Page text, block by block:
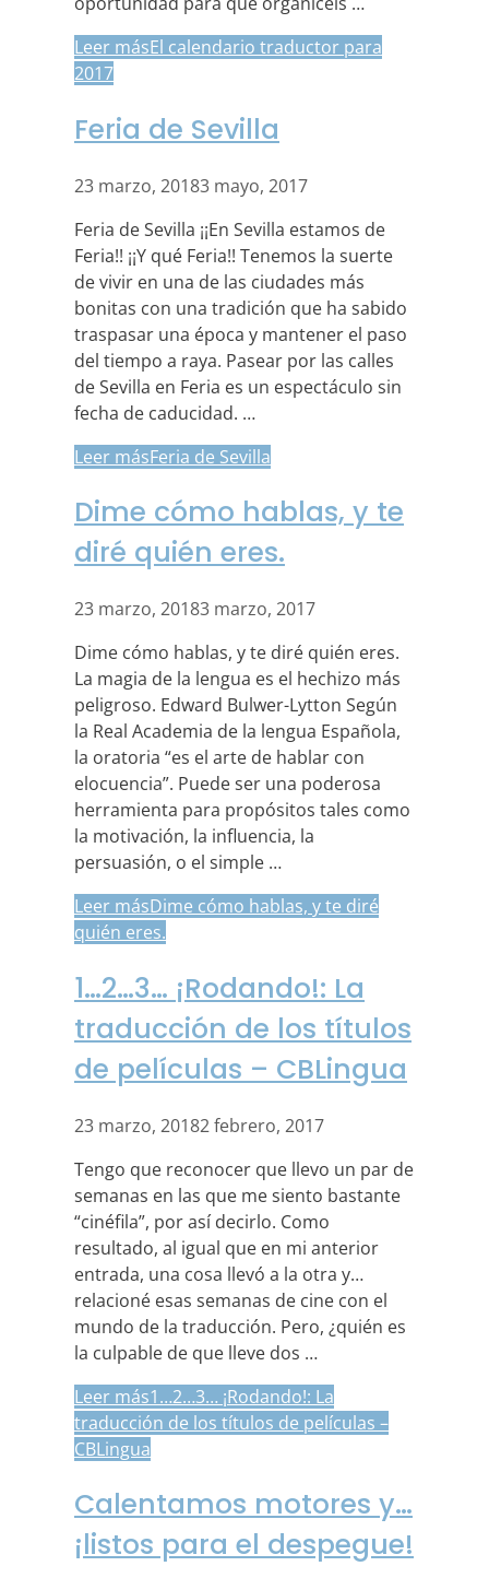
Leer másEl calendario traductor para
2017
Feria de Sevilla
23 marzo, 20183 mayo, 2017
Feria de Sevilla ¡¡En Sevilla estamos de
Feria!! ¡¡Y qué Feria!! Tenemos la suerte
de vivir en una de las ciudades más
bonitas con una tradición que ha sabido
traspasar una época y mantener el paso
del tiempo a raya. Pasear por las calles
de Sevilla en Feria es un espectáculo sin
fecha de caducidad. …
Leer másFeria de Sevilla
Dime cómo hablas, y te
diré quién eres.
23 marzo, 20183 marzo, 2017
Dime cómo hablas, y te diré quién eres.
La magia de la lengua es el hechizo más
peligroso. Edward Bulwer-Lytton Según
la Real Academia de la lengua Española,
la oratoria “es el arte de hablar con
elocuencia”. Puede ser una poderosa
herramienta para propósitos tales como
la motivación, la influencia, la
persuasión, o el simple …
Leer másDime cómo hablas, y te diré
quién eres.
1…2…3… ¡Rodando!: La
traducción de los títulos
de películas – CBLingua
23 marzo, 20182 febrero, 2017
Tengo que reconocer que llevo un par de
semanas en las que me siento bastante
“cinéfila”, por así decirlo. Como
resultado, al igual que en mi anterior
entrada, una cosa llevó a la otra y…
relacioné esas semanas de cine con el
mundo de la traducción. Pero, ¿quién es
la culpable de que lleve dos …
Leer más1…2…3… ¡Rodando!: La
traducción de los títulos de películas –
CBLingua
Calentamos motores y…
¡listos para el despegue!